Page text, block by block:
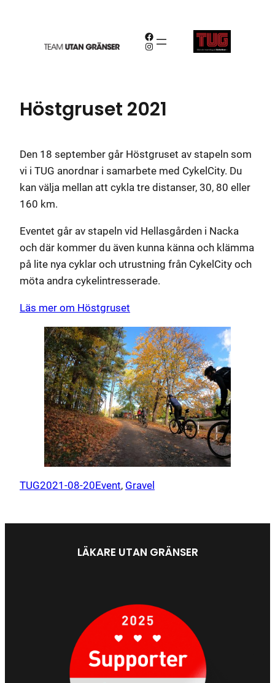
Facebook
Instagram
Höstgruset 2021
Den 18 september går Höstgruset av stapeln som
vi i TUG anordnar i samarbete med CykelCity. Du
kan välja mellan att cykla tre distanser, 30, 80 eller
160 km.
Eventet går av stapeln vid Hellasgården i Nacka
och där kommer du även kunna känna och klämma
på lite nya cyklar och utrustning från CykelCity och
möta andra cykelintresserade.
Läs mer om Höstgruset
TUG2021-08-20Event, Gravel
LÄKARE UTAN GRÄNSER